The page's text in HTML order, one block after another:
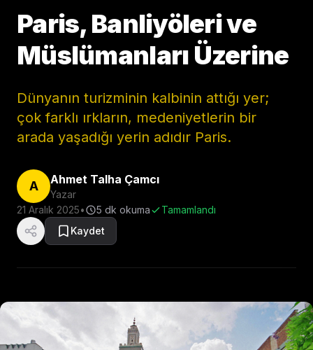
Paris, Banliyöleri ve
Müslümanları Üzerine
Dünyanın turizminin kalbinin attığı yer;
çok farklı ırkların, medeniyetlerin bir
arada yaşadığı yerin adıdır Paris.
A Ahmet Talha Çamcı
Yazar
21 Aralık 2025• 5 dk okuma
Tamamlandı
Kaydet